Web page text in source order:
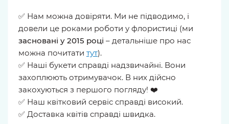
✅ Нам можна довіряти. Ми не підводимо, і
довели це роками роботи у флористиці (ми
засновані у 2015 році – детальніше про нас
можна почитати тут).
✅ Наші букети справді надзвичайні. Вони
захоплюють отримувачок. В них дійсно
закохуються з першого погляду! ❤️
✅ Наш квітковий сервіс справді високий.
✅ Доставка квітів справді швидка.